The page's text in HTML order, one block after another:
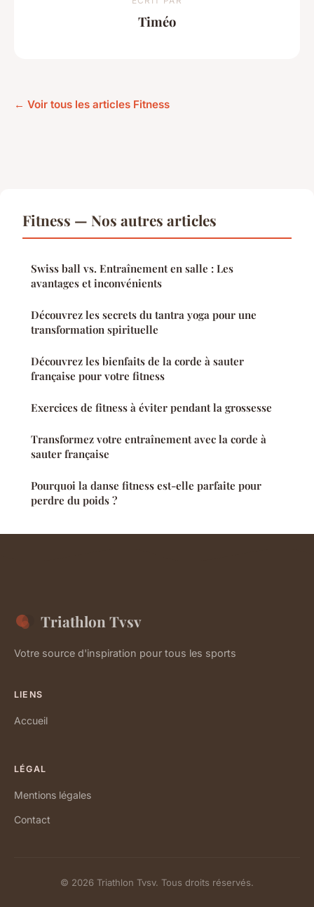
Timéo
← Voir tous les articles Fitness
Fitness — Nos autres articles
Swiss ball vs. Entraînement en salle : Les
avantages et inconvénients
Découvrez les secrets du tantra yoga pour une
transformation spirituelle
Découvrez les bienfaits de la corde à sauter
française pour votre fitness
Exercices de fitness à éviter pendant la grossesse
Transformez votre entraînement avec la corde à
sauter française
Pourquoi la danse fitness est-elle parfaite pour
perdre du poids ?
Triathlon Tvsv
Votre source d'inspiration pour tous les sports
LIENS
Accueil
LÉGAL
Mentions légales
Contact
© 2026 Triathlon Tvsv. Tous droits réservés.